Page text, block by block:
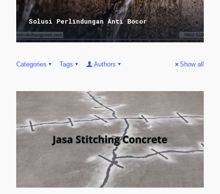
Solusi Perlindungan Anti Bocor
Categories Tags Authors Show all